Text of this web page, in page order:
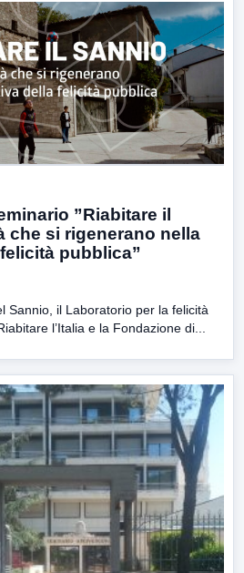
”Riabitare il
che si rigenerano nella
pubblica”
Sannio, il Laboratorio per la felicità
l’Italia e la Fondazione di...